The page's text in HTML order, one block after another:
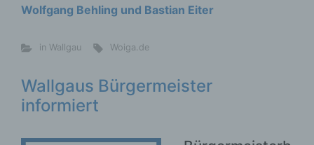
Wolfgang Behling und Bastian Eiter
in Wallgau Woiga.de
Wallgaus Bürgermeister
informiert